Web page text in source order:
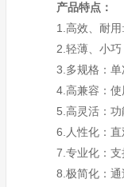
产品特点：
1.高效、耐
2.轻薄、小
3.多规格：
4.高兼容：
5.高灵活：
6.人性化：
7.专业化：
8.极简化：